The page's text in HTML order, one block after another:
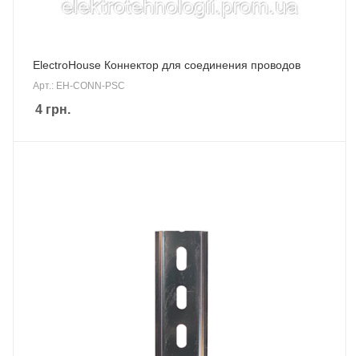
ElectroHouse Коннектор для соединения проводов
Арт.: EH-CONN-PSC
4 грн.